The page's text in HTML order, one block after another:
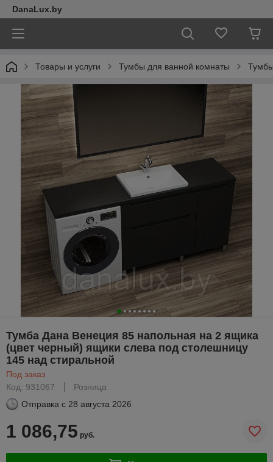
DanaLux.by
Товары и услуги Тумбы для ванной комнаты
Тумба Дана Венеция 85 напольная на 2 ящика
(цвет черный) ящики слева под столешницу
145 над стиральной
Под заказ
Код: 931067
Розница
Отправка с 28 августа 2026
1 086,75 руб.